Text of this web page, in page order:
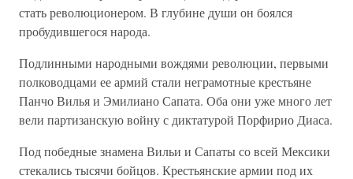
стать революционером. В глубине души он боялся
пробудившегося народа.
Подлинными народными вождями революции, первыми
полководцами ее армий стали неграмотные крестьяне
Панчо Вилья и Эмилиано Сапата. Оба они уже много лет
вели партизанскую войну с диктатурой Порфирио Диаса.
Под победные знамена Вильи и Сапаты со всей Мексики
стекались тысячи бойцов. Крестьянские армии под их